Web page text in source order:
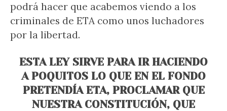
podrá hacer que acabemos viendo a los
criminales de ETA como unos luchadores
por la libertad.
ESTA LEY SIRVE PARA IR HACIENDO
A POQUITOS LO QUE EN EL FONDO
PRETENDÍA ETA, PROCLAMAR QUE
NUESTRA CONSTITUCIÓN, QUE